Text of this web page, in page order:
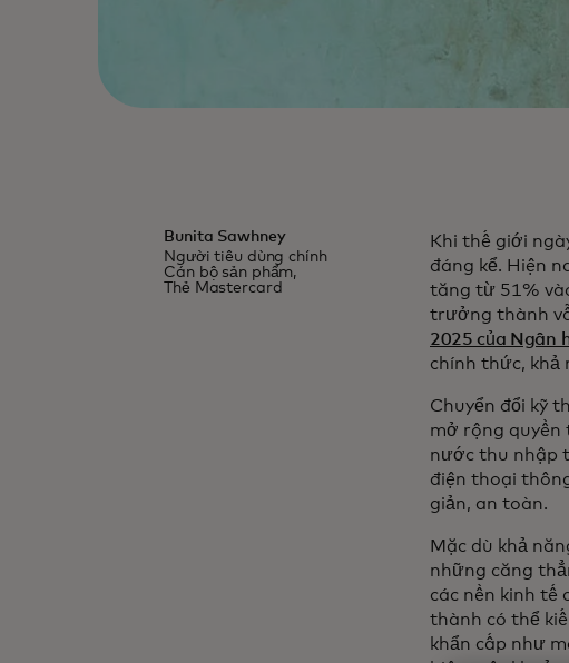
Bunita Sawhney
Người tiêu dùng chính
Cán bộ sản phẩm,
Thẻ Mastercard
Khi thế giới
đáng kể. Hiện
tăng từ 51%
trưởng thành
2025 của Ngân
chính thức, khả
Chuyển đổi kỹ
mở rộng quyền
nước thu nhập
điện thoại
giản, an toàn.
Mặc dù khả
những căng
các nền kinh
thành có thể
khẩn cấp như